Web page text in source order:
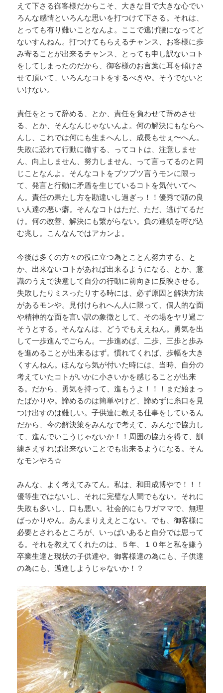
えて下さる御客様だからこそ、大きな目で大きな心でい
ろんな感情といろんな思いを打つけて下さる。それは、
とっても有り難いことなんよ。ここで逃げ腰になってど
ないすんねん。打つけてもらえるチャンス、お客様に歩
み寄ることが出来るチャンス、とっても申し訳ないコト
をしてしまったのだから、御客様のお言葉に耳を傾けさ
せて頂いて、いろんなコトをするべきや。そうでないと
いけない。
責任をとって辞める、とか、責任を負わせて辞めさせ
る、とか、そんなんじゃないんよ。何の解決にもならへ
んし、これでは何にも生まへんし、成長もせぇ〜へん。
失敗に恐れて行動に徹する、ってコトは、注意しませ
ん、向上しません、努力しません、って言ってるのと同
じことなんよ。そんなコトをブツブツ言うモンに限っ
て、発言と行動に矛盾を生じているコトを気付いてへ
ん。責任の果たし方を勘違いし過ぎっ！！優秀で頭の良
い人達の悪い癖。そんなコトはただ、ただ、逃げてるだ
け。何の改善、解決にも繋がらない。負の連鎖を呼び込
む兆し。こんなんではアカンよ。
今後は多くの方々の役に立つ為とことん努力する、と
か、出来ないコトがあれば出来るようになる、とか、意
識のうえで決意して自分の行動に前向きに反映させる。
失敗したりミスったりする時には、必ず原因と解決方法
があるモンや。見付けられへん人に限って、個人的な面
や精神的な面を言い訳の象徴として、その場をヤリ過ご
そうとする。そんなんは、どうでもええねん。勇気を出
して一歩進んでごらん。一歩進めば、二歩、三歩と歩み
を進めることが出来るはず。慣れてくれば、歩幅を大き
くすんねん。ほんなら気が付いた時には、当時、自分の
考えていたコトがいかに小さいかを感じることが出来
る。だから、勇気を持って、進もうよ！！！まだ始まっ
たばかりや。諦めるのは簡単やけど、諦めずに糸口を見
つけ出すのは難しい。子供達に教える仕事をしているん
だから、今の解決策をみんなで考えて、みんなで協力し
て、進んでいこうじゃないか！！周囲の協力を得て、訓
練さえすれば出来ないことでも出来るようになる。そん
なモンやろ☆
みんな、よく考えてみてん。私は、和田成博やで！！！
優等生ではないし、それに完璧な人間でもない。それに
失敗も多いし、口も悪い。社会的にもワガママで、無理
ばっかりやん。あんまりええとこない。でも、御客様に
必要とされるところが、いっぱいあると自分では思って
る。それを教えてくれたのは、５年、１０年と私を嫌う
卒業生達と現状の子供達や。御客様達の為にも、子供達
の為にも、邁進しようじゃないか！？